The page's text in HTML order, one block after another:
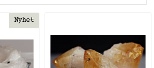
Nyhet